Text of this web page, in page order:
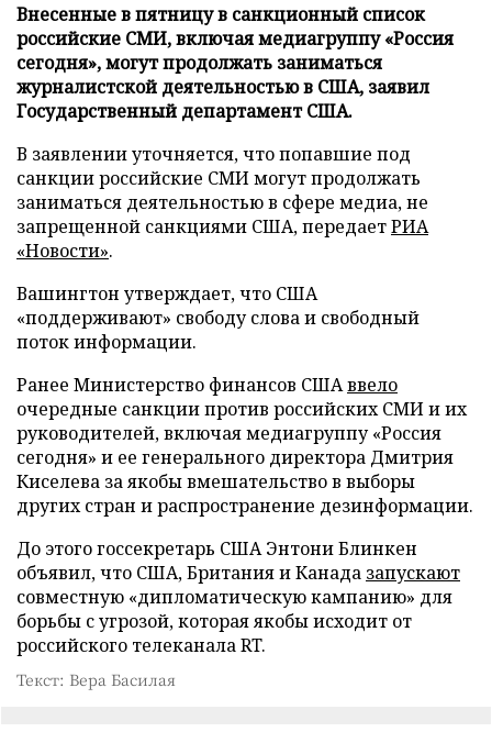
Внесенные в пятницу в санкционный список
российские СМИ, включая медиагруппу «Россия
сегодня», могут продолжать заниматься
журналистской деятельностью в США, заявил
Государственный департамент США.
В заявлении уточняется, что попавшие под
санкции российские СМИ могут продолжать
заниматься деятельностью в сфере медиа, не
запрещенной санкциями США, передаетРИА
«Новости».
Вашингтон утверждает, что США
«поддерживают» свободу слова и свободный
поток информации.
Ранее Министерство финансов СШАввело
очередные санкции против российских СМИ и их
руководителей, включая медиагруппу «Россия
сегодня» и ее генерального директора Дмитрия
Киселева за якобы вмешательство в выборы
других стран и распространение дезинформации.
До этого госсекретарь США Энтони Блинкен
объявил, что США, Британия и Канада запускают
совместную «дипломатическую кампанию» для
борьбы с угрозой, которая якобы исходит от
российского телеканала RT.
Текст: Вера Басилая